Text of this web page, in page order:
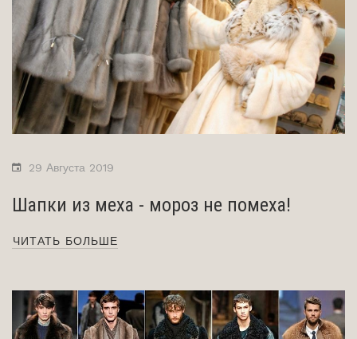
29 Августа 2019
Шапки из меха - мороз не помеха!
ЧИТАТЬ БОЛЬШЕ